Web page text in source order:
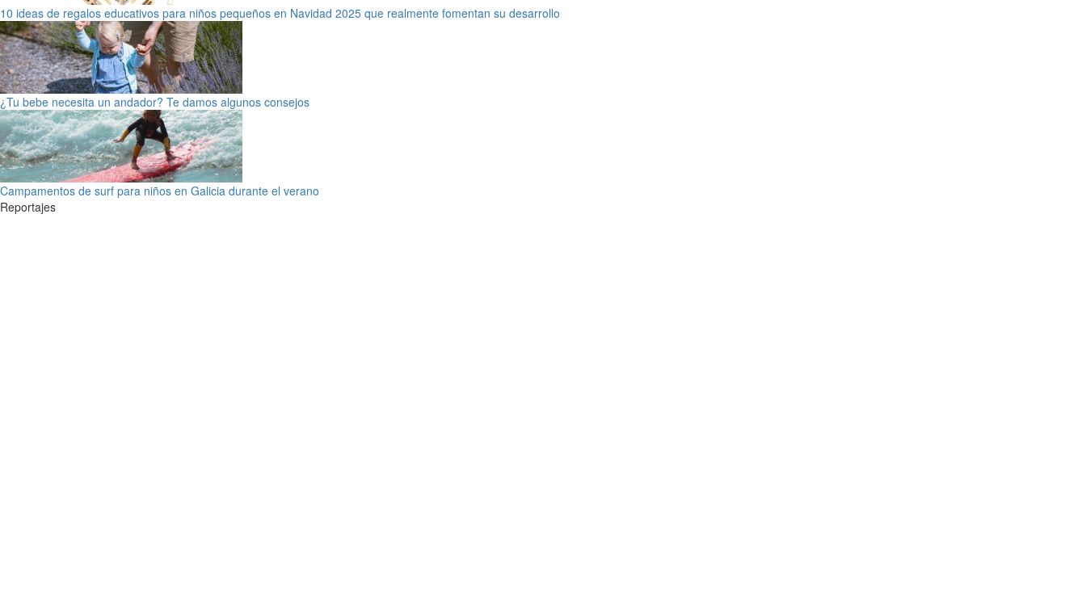
10 ideas de regalos educativos para niños pequeños en Navidad 2025 que realmente fomentan su desarrollo
¿Tu bebe necesita un andador? Te damos algunos consejos
Campamentos de surf para niños en Galicia durante el verano
Reportajes